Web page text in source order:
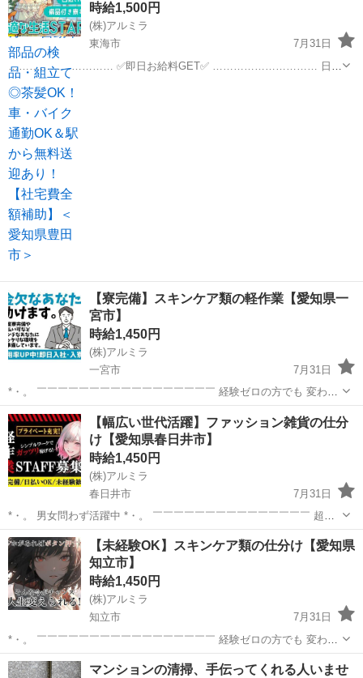
時給1,500円
(株)アルミラ
東海市
7月31日
………………………… ✅即日お給料GET✅ ………………………… 日払
い制度で 働いた分のお金は即GET可能⭕ 1日でも 早くお金が欲しい方
愛知 東海市
【寮完備】スキンケア類の軽作業【愛知県一
宮市】
時給1,450円
(株)アルミラ
一宮市
7月31日
*・。 ￣￣￣￣￣￣￣￣￣￣￣￣￣￣￣￣￣ 経験ゼロの方でも 変わら
ず高時給からのスタートで しっかり稼げる環境♪ 頑張りを必ず 評価し
てくれる職場なので 努力次第で時給はUP！ どんどん貯金...
愛知 一宮市 倉庫 時給
【幅広い世代活躍】ファッション雑貨の仕分
け【愛知県春日井市】
時給1,450円
(株)アルミラ
春日井市
7月31日
*・。 男女問わず活躍中 *・。 ￣￣￣￣￣￣￣￣￣￣￣￣￣￣￣ 超カ
ンタン作業のみなので 経験や資格は必要ナシ！ 活躍中のスタッフさん
も約80％が未経験からのスタート♪ 初めてで不安な気持ちを ...
愛知 春日井市 倉庫
【未経験OK】スキンケア類の仕分け【愛知県
知立市】
時給1,450円
(株)アルミラ
知立市
7月31日
*・。 ￣￣￣￣￣￣￣￣￣￣￣￣￣￣￣￣￣ 経験ゼロの方でも 変わら
ず高時給からのスタートで しっかり稼げる環境♪ 頑張りを必ず 評価し
てくれる職場なので 努力次第で時給はUP！ どんどん貯金...
愛知 知立市 時給
マンションの清掃、手伝ってくれる人いませ